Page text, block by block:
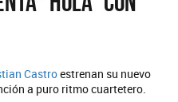
Castroestrenan su nuevo
a puro ritmo cuartetero.